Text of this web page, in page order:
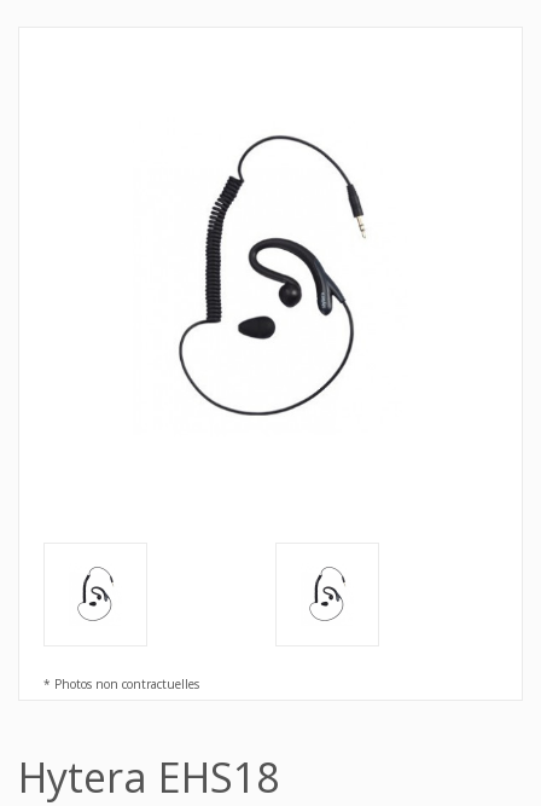
* Photos non contractuelles
Hytera EHS18